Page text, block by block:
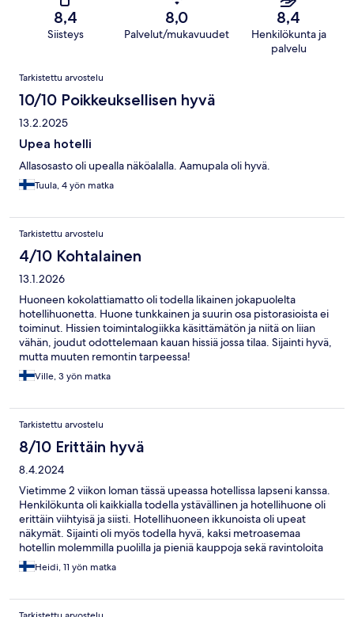
8,4
Siisteys
8,0
Palvelut/mukavuudet
8,4
Henkilökunta ja
palvelu
Arvostelut
Tarkistettu arvostelu
10/10 Poikkeuksellisen hyvä
13.2.2025
Upea hotelli
Allasosasto oli upealla näköalalla. Aamupala oli hyvä.
Tuula, 4 yön matka
Tarkistettu arvostelu
4/10 Kohtalainen
13.1.2026
Huoneen kokolattiamatto oli todella likainen jokapuolelta
hotellihuonetta. Huone tunkkainen ja suurin osa pistorasioista ei
toiminut. Hissien toimintalogiikka käsittämätön ja niitä on liian
vähän, joudut odottelemaan kauan hissiä jossa tilaa. Sijainti hyvä,
mutta muuten remontin tarpeessa!
Ville, 3 yön matka
Tarkistettu arvostelu
8/10 Erittäin hyvä
8.4.2024
Vietimme 2 viikon loman tässä upeassa hotellissa lapseni kanssa.
Henkilökunta oli kaikkialla todella ystävällinen ja hotellihuone oli
erittäin viihtyisä ja siisti. Hotellihuoneen ikkunoista oli upeat
näkymät. Sijainti oli myös todella hyvä, kaksi metroasemaa
hotellin molemmilla puolilla ja pieniä kauppoja sekä ravintoloita
lyhyen kävelymatkan päässä hotellilta. Suosittelen lämpimästi ja
tulisin tänne uudelleen.
Heidi, 11 yön matka